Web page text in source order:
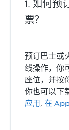
如何预
票？
预订巴士或
线操作，你
座位，并按
你也可以下
应用 ,在